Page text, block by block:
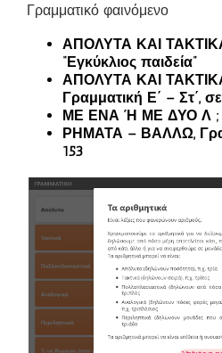
Γραμματικό φαινόμενο
ΑΠΟΛΥΤΑ ΚΑΙ
“Εγκύκλιος παιδεία”
ΑΠΟΛΥΤΑ ΚΑΙ
Γραμματική Ε΄ – Στ΄,
ΜΕ ΕΝΑ Ή ΜΕ ΔΥΟ Λ ; ,
ΡΗΜΑΤΑ – ΒΑΛΛΩ,
153